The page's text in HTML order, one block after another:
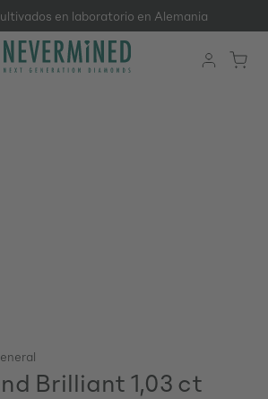
en laboratorio en Alemania
Brilliant 1,03 ct